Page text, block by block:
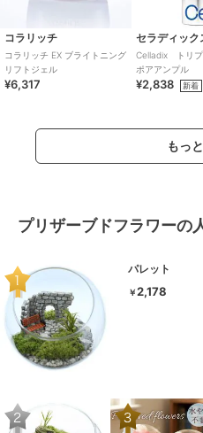
コラリッチ
コラリッチ EX ブライトニング
リフトジェル
¥6,317
セラディック
Celladix トリプ
ポアアンプル
¥2,838 新着
もっ
プリザーブドフラワーの
パレット
￥2,178